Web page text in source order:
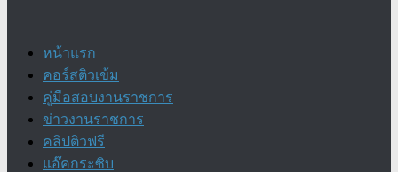
หน้าแรก
คอร์สติวเข้ม
คู่มือสอบงานราชการ
ข่าวงานราชการ
คลิปติวฟรี
แอ๊คกระซิบ